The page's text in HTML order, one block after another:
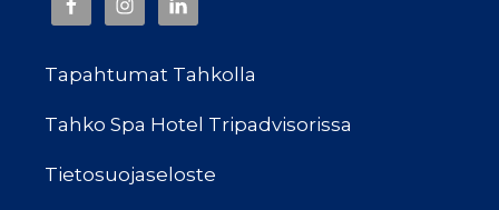
Tapahtumat Tahkolla
Tahko Spa Hotel Tripadvisorissa
Tietosuojaseloste